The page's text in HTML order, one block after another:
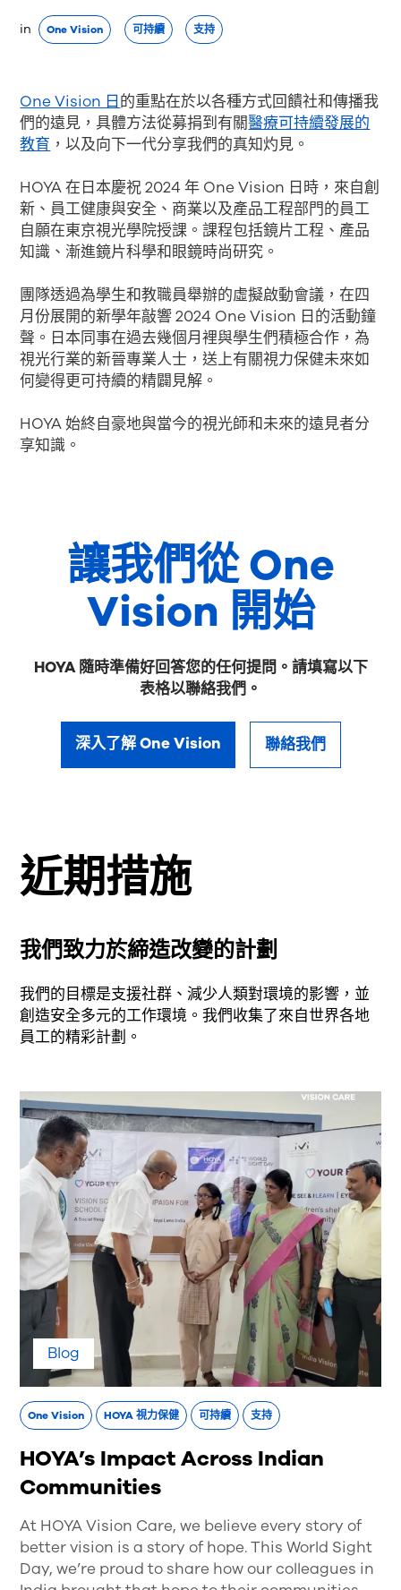
in One Vision 可持續 支持
One Vision 日的重點在於以各種方式回饋社和傳播我
們的遠見，具體方法從募捐到有關醫療可持續發展的
教育 ，以及向下一代分享我們的真知灼見。
HOYA 在日本慶祝 2024 年 One Vision 日時，來自創
新、員工健康與安全、商業以及產品工程部門的員工
自願在東京視光學院授課。課程包括鏡片工程、產品
知識、漸進鏡片科學和眼鏡時尚研究。
團隊透過為學生和教職員舉辦的虛擬啟動會議，在四
月份展開的新學年敲響 2024 One Vision 日的活動鐘
聲。日本同事在過去幾個月裡與學生們積極合作，為
視光行業的新晉專業人士，送上有關視力保健未來如
何變得更可持續的精闢見解。
HOYA 始終自豪地與當今的視光師和未來的遠見者分
享知識。
讓我們從 One
Vision 開始
HOYA 隨時準備好回答您的任何提問。請填寫以下
表格以聯絡我們。
深入了解 One Vision 聯絡我們
近期措施
我們致力於締造改變的計劃
我們的目標是支援社群、減少人類對環境的影響，並
創造安全多元的工作環境。我們收集了來自世界各地
員工的精彩計劃。
Blog
One Vision HOYA 視力保健 可持續 支持
HOYA’s Impact Across Indian
Communities
At HOYA Vision Care, we believe every story of
better vision is a story of hope. This World Sight
Day, we’re proud to share how our colleagues in